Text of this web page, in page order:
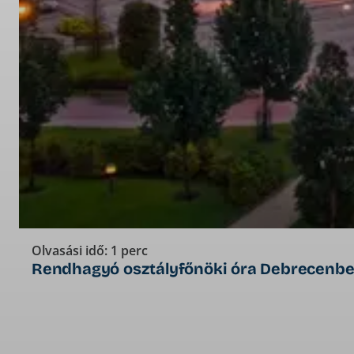
Olvasási idő: 1 perc
Rendhagyó osztályfőnöki óra